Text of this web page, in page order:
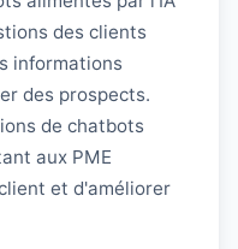
des clients
informations
des prospects.
de chatbots
aux PME
et d'améliorer